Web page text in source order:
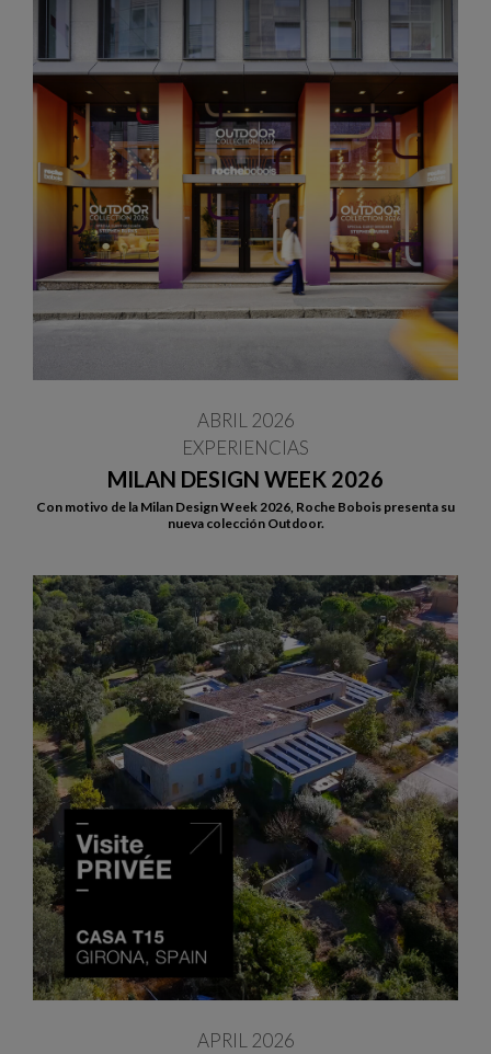
MILAN DESIGN WEEK 2026
ABRIL 2026
EXPERIENCIAS
Con motivo de la Milan Design Week 2026, Roche Bobois presenta su
nueva colección Outdoor.
APRIL 2026